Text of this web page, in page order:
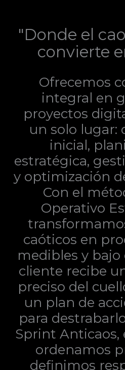
"Donde el
convierte
Ofrecemos
integral en
proyectos
un solo lugar:
inicial,
estratégica,
y optimización
Con el
Operativo
caóticos en
medibles y bajo
cliente recibe
preciso del
un plan de
para
Sprint Anticaos,
ordenamos
definimos